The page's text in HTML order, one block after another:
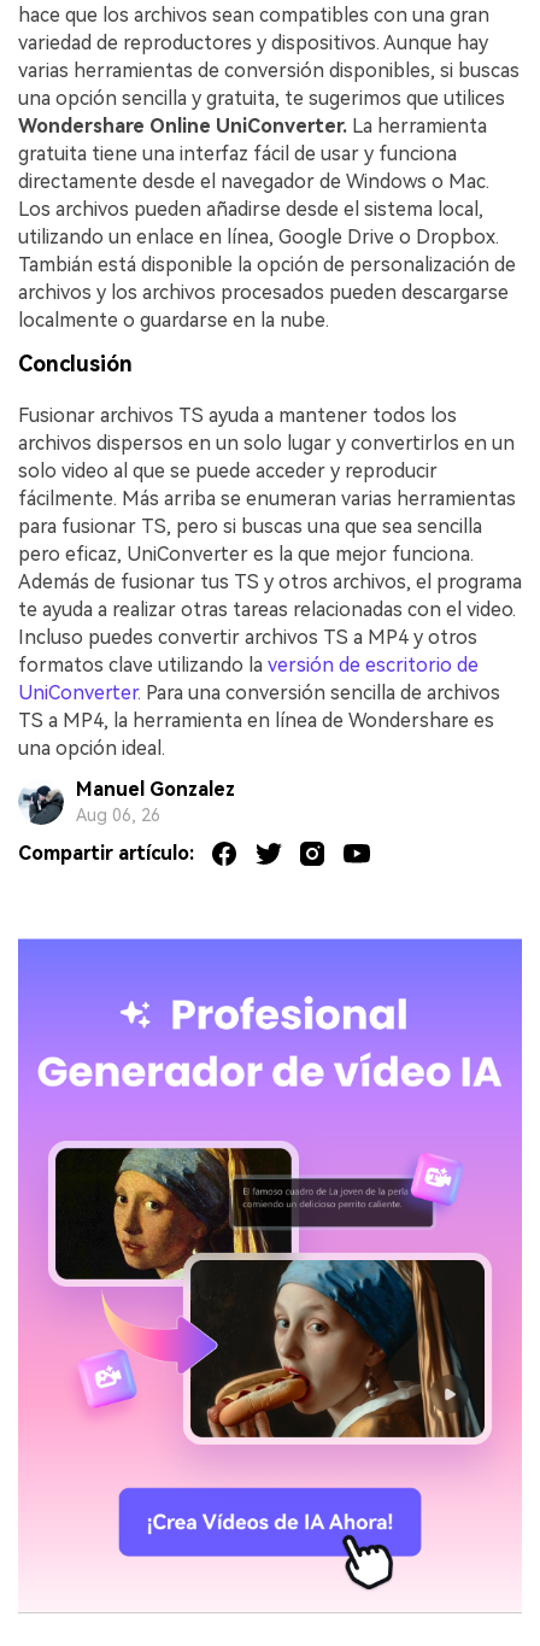
hace que los archivos sean compatibles con una gran
variedad de reproductores y dispositivos. Aunque hay
varias herramientas de conversión disponibles, si buscas
una opción sencilla y gratuita, te sugerimos que utilices
Wondershare Online UniConverter. La herramienta
gratuita tiene una interfaz fácil de usar y funciona
directamente desde el navegador de Windows o Mac.
Los archivos pueden añadirse desde el sistema local,
utilizando un enlace en línea, Google Drive o Dropbox.
Tambián está disponible la opción de personalización de
archivos y los archivos procesados pueden descargarse
localmente o guardarse en la nube.
Conclusión
Fusionar archivos TS ayuda a mantener todos los
archivos dispersos en un solo lugar y convertirlos en un
solo video al que se puede acceder y reproducir
fácilmente. Más arriba se enumeran varias herramientas
para fusionar TS, pero si buscas una que sea sencilla
pero eficaz, UniConverter es la que mejor funciona.
Además de fusionar tus TS y otros archivos, el programa
te ayuda a realizar otras tareas relacionadas con el video.
Incluso puedes convertir archivos TS a MP4 y otros
formatos clave utilizando la versión de escritorio de
UniConverter. Para una conversión sencilla de archivos
TS a MP4, la herramienta en línea de Wondershare es
una opción ideal.
Manuel Gonzalez
Aug 06, 26
Compartir artículo: